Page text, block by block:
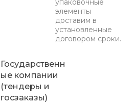
упаковочные
элементы
доставим в
установленные
договором сроки.
Государственн
ые компании
(тендеры и
госзаказы)